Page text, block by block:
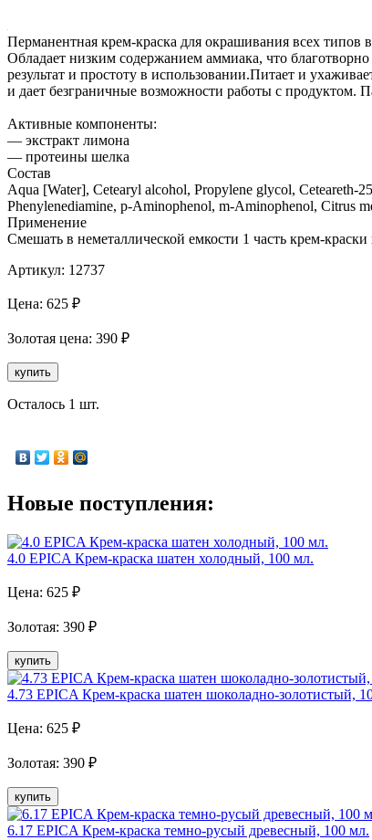
Перманентная крем-краска для окрашивания всех
Обладает низким содержанием аммиака, что
результат и простоту в использовании.Питает и
и дает безграничные возможности работы с
Активные компоненты:
— экстракт лимона
— протеины шелка
Состав
Aqua [Water], Cetearyl alcohol, Propylene glycol,
Phenylenediamine, p-Aminophenol, m-Aminophenol, Citrus
Применение
Смешать в неметаллической емкости 1 часть крем-
Артикул: 12737
Цена: 625 ₽
Золотая цена: 390 ₽
купить
Осталось 1 шт.
Новые поступления:
4.0 EPICA Крем-краска шатен холодный, 100 мл.
Цена: 625 ₽
Золотая: 390 ₽
купить
4.73 EPICA Крем-краска шатен шоколадно-золотистый,
Цена: 625 ₽
Золотая: 390 ₽
купить
6.17 EPICA Крем-краска темно-русый древесный, 100 мл.